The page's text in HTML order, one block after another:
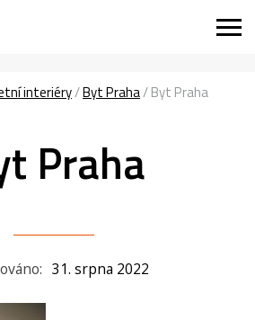
interiéry/Byt Praha/Byt Praha
Praha
31. srpna 2022